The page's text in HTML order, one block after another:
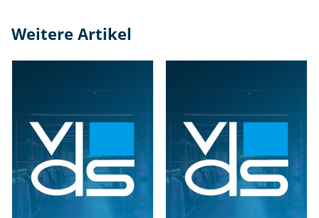
Weitere Artikel